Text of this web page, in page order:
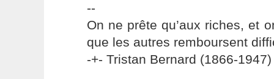
--
On ne prête qu’aux riches, et
que les autres remboursent
-+- Tristan Bernard (1866-1947)